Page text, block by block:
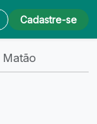
Cadastre-se
Matão